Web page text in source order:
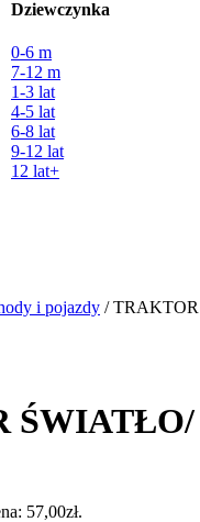
Dziewczynka
0-6 m
7-12 m
1-3 lat
4-5 lat
6-8 lat
9-12 lat
12 lat+
i pojazdy /
57,00zł.